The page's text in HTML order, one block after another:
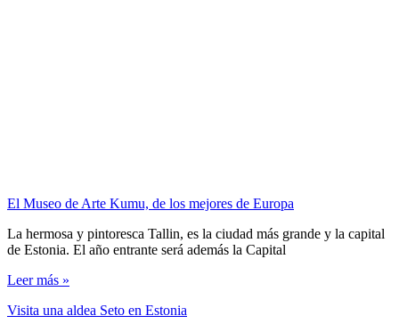
El Museo de Arte Kumu, de los mejores de Europa
La hermosa y pintoresca Tallin, es la ciudad más grande y la capital
de Estonia. El año entrante será además la Capital
Leer más »
Visita una aldea Seto en Estonia